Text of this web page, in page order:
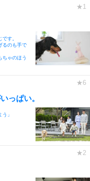
す。
るのも手で
ちゃのほう
っぱい。
」